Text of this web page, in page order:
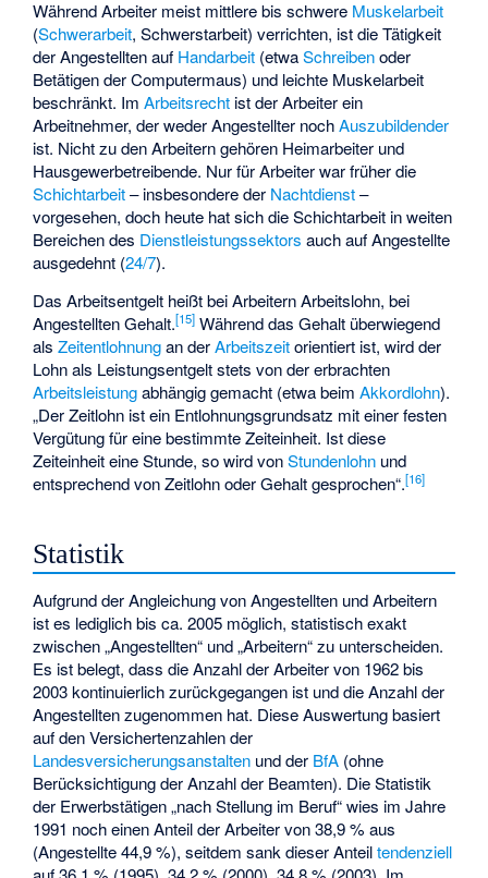
Während Arbeiter meist mittlere bis schwere Muskelarbeit
(Schwerarbeit,Schwerstarbeit) verrichten, ist die Tätigkeit
der Angestellten auf Handarbeit (etwaSchreibenoder
Betätigen der Computermaus) und leichte Muskelarbeit
beschränkt. ImArbeitsrecht ist der Arbeiter ein
Arbeitnehmer, der weder Angestellter nochAuszubildender
ist. Nicht zu den Arbeitern gehören Heimarbeiter und
Hausgewerbetreibende. Nur für Arbeiter war früher die
Schichtarbeit– insbesondere der Nachtdienst–
vorgesehen, doch heute hat sich die Schichtarbeit in weiten
Bereichen des Dienstleistungssektors auch auf Angestellte
ausgedehnt (24/7).
Das Arbeitsentgelt heißt bei Arbeitern Arbeitslohn, bei
Angestellten Gehalt.[15] Während das Gehalt überwiegend
alsZeitentlohnungan derArbeitszeitorientiert ist, wird der
Lohn als Leistungsentgelt stets von der erbrachten
Arbeitsleistungabhängig gemacht (etwa beimAkkordlohn).
„Der Zeitlohn ist ein Entlohnungsgrundsatz mit einer festen
Vergütung für eine bestimmte Zeiteinheit. Ist diese
Zeiteinheit eine Stunde, so wird vonStundenlohn und
entsprechend von Zeitlohn oder Gehalt gesprochen“.[16]
Statistik
Aufgrund der Angleichung von Angestellten und Arbeitern
ist es lediglich bis ca. 2005 möglich, statistisch exakt
zwischen „Angestellten“ und „Arbeitern“ zu unterscheiden.
Es ist belegt, dass die Anzahl der Arbeiter von 1962 bis
2003 kontinuierlich zurückgegangen ist und die Anzahl der
Angestellten zugenommen hat. Diese Auswertung basiert
auf den Versichertenzahlen der
Landesversicherungsanstalten und der BfA (ohne
Berücksichtigung der Anzahl der Beamten). Die Statistik
der Erwerbstätigen „nach Stellung im Beruf“ wies im Jahre
1991 noch einen Anteil der Arbeiter von 38,9 % aus
(Angestellte 44,9 %), seitdem sank dieser Anteiltendenziell